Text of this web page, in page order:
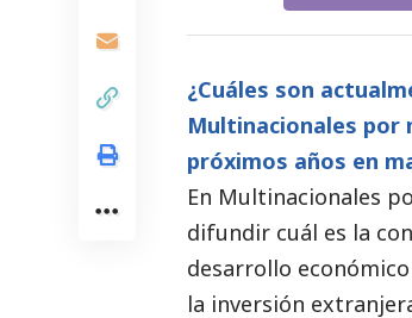
¿Cuáles son
Multinacionales por
próximos años en
En Multinacionales
difundir cuál es la
desarrollo
la inversión